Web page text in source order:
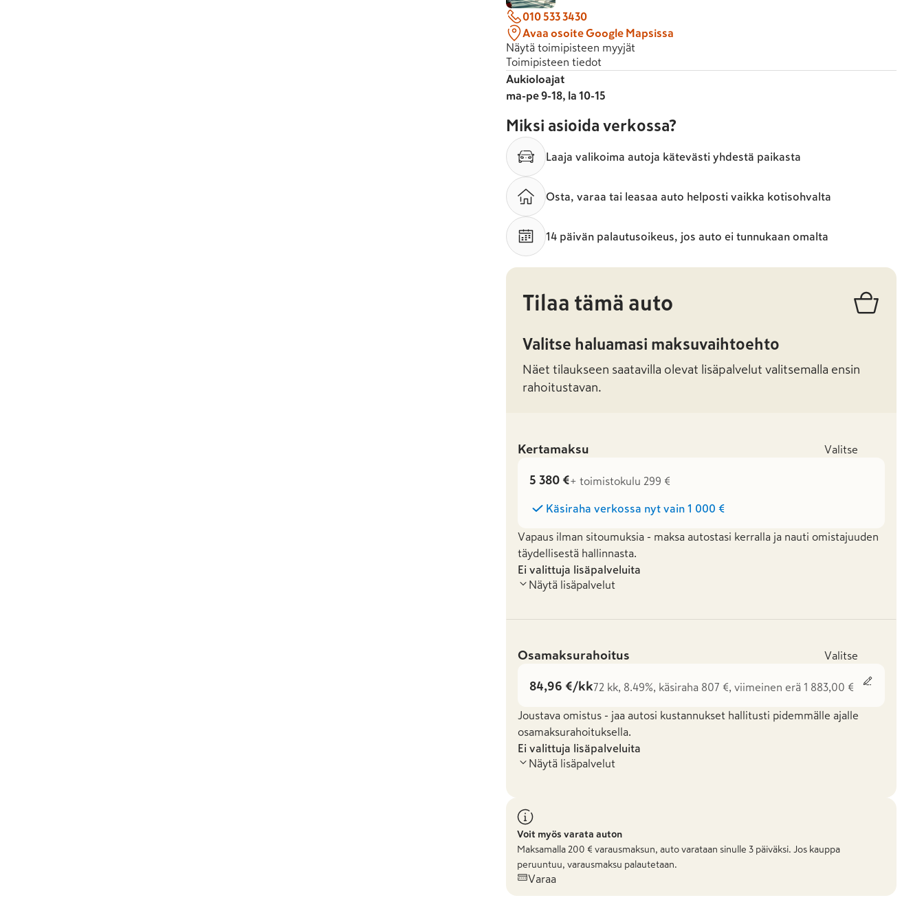
010 533 3430
Avaa osoite Google Mapsissa
Näytä toimipisteen myyjät
Toimipisteen tiedot
Aukioloajat
ma-pe 9-18, la 10-15
Miksi asioida verkossa?
Laaja valikoima autoja kätevästi yhdestä paikasta
Osta, varaa tai leasaa auto helposti vaikka kotisohvalta
14 päivän palautusoikeus, jos auto ei tunnukaan omalta
Tilaa tämä auto
Valitse haluamasi maksuvaihtoehto
Näet tilaukseen saatavilla olevat lisäpalvelut valitsemalla ensin
rahoitustavan.
Kertamaksu Valitse
5 380 €+ toimistokulu 299 €
Käsiraha verkossa nyt vain 1 000 €
Vapaus ilman sitoumuksia - maksa autostasi kerralla ja nauti omistajuuden
täydellisestä hallinnasta.
Ei valittuja lisäpalveluita
Näytä lisäpalvelut
Osamaksurahoitus Valitse
84,96 €/kk72 kk, 8.49%, käsiraha 807 €, viimeinen erä 1 883,00 €
Joustava omistus - jaa autosi kustannukset hallitusti pidemmälle ajalle
osamaksurahoituksella.
Ei valittuja lisäpalveluita
Näytä lisäpalvelut
Voit myös varata auton
Maksamalla 200 € varausmaksun, auto varataan sinulle 3 päiväksi. Jos kauppa
peruuntuu, varausmaksu palautetaan.
Varaa